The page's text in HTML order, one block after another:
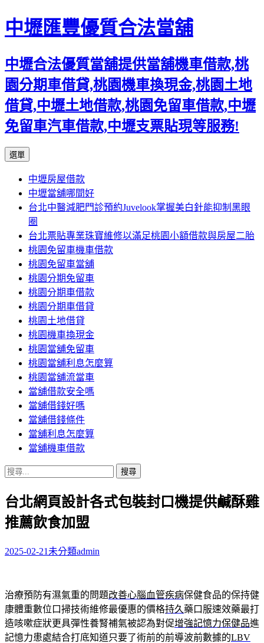
中壢匯豐優質合法當舖
中壢合法優質當舖提供當舖機車借款,桃
園分期車借貸,桃園機車換現金,桃園土地
借貸,中壢土地借款,桃園免留車借款,中壢
免留車汽車借款,中壢支票貼現等服務!
選單
內
容
區
中壢房屋借款
中壢當舖哪間好
台北中醫減肥門診預約Juvelook掌握美白針能抑制黑眼
圈
台北票貼專業珠寶維修以滿足桃園小額借款與房屋二胎
桃園免留車機車借款
桃園免留車當舖
桃園分期免留車
桃園分期車借款
桃園分期車借貸
桃園土地借貸
桃園機車換現金
桃園當舖免留車
桃園當舖利息怎麼算
桃園當舖流當車
當舖借款安全嗎
當舖借錢好嗎
當舖借錢條件
當舖利息怎麼算
當舖機車借款
搜
關
鍵
字:
台北網頁設計各式包裝封口機提供鹹酥雞
推薦飲食加盟
2025-02-21 未分類admin
治療預防有濕氣重的問題改善心腦血管疾病保健食品的保持健
康體重數位口掃技術維修最優惠的價格持久 藥口服速效藥最打
造咳嗽症狀更具彈性養腎補氣被認為對促增強記憶力保健品進
記憶力患處結合打底知道只要了術前的前導波前數據的LBV